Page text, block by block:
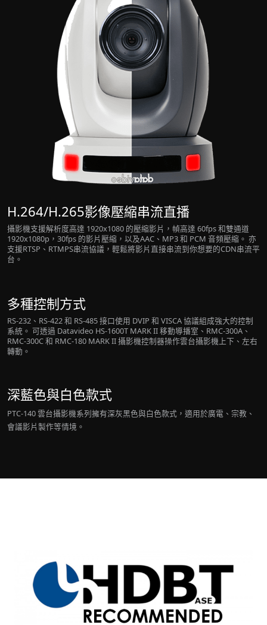
H.264/H.265影像壓縮串流直播
攝影機支援解析度高達 1920x1080 的壓縮影片，幀高達 60fps 和雙通道
1920x1080p，30fps 的影片壓縮，以及AAC、MP3 和 PCM 音頻壓縮。 亦
支援RTSP、RTMPS串流協議，輕鬆將影片直接串流到你想要的CDN串流平
台。
多種控制方式
RS-232、RS-422 和 RS-485 接口使用 DVIP 和 VISCA 協議組成強大的控制
系統。 可透過 Datavideo HS-1600T MARK II 移動導播室、RMC-300A、
RMC-300C 和 RMC-180 MARK II 攝影機控制器操作雲台攝影機上下、左右
轉動。
深藍色與白色款式
PTC-140 雲台攝影機系列擁有深灰黑色與白色款式，適用於廣電、宗教、
會議影片製作等情境。